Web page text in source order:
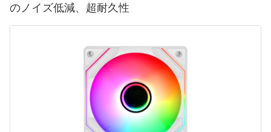
のノイズ低減、超耐久性